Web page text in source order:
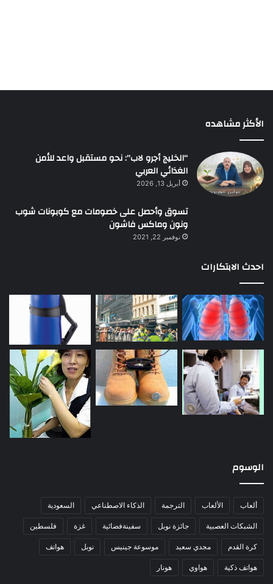
الأكثر مشاهده
“الخليج أجرو لاب”: نحو مستقبل واعد للأمن
الغذائي العربي
أبريل 13, 2026
تسوق وأحصل على خصومات مع كوبونات شوب
ونون وماكس فاشون
نوفمبر 22, 2021
احدث الابتكارات
الوسوم
ألعاب الألعاب الترجمة الذكاء الاصطناعي السعودية
الشبكات العصبية جائزة نوبل سفينةفضائية غزة فلسطين
كرة القدم مجدي سعيد موسوعة جينيس نوبل هواتف
هواتف ذكية هواوي هونار